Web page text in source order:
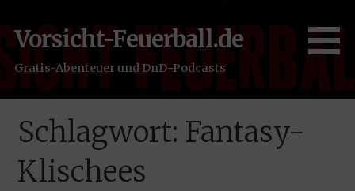
Inhalt
springen
Vorsicht-Feuerball.de
Gratis-Abenteuer und DnD-Podcasts
Schlagwort: Fantasy-
Klischees